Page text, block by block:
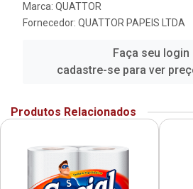
Marca: QUATTOR
Fornecedor: QUATTOR PAPEIS LTDA
Faça seu login
cadastre-se para ver
Produtos Relacionados